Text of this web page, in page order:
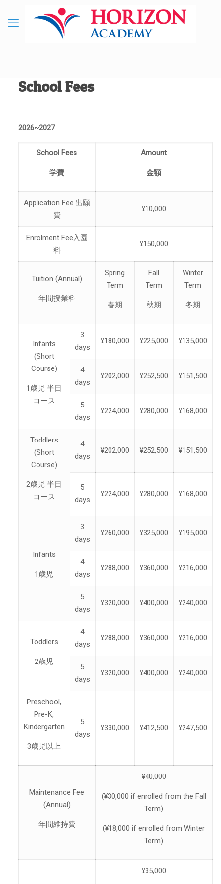
School Fees
2026~2027
School Fees
学費
Amount
金額
Application Fee 出願
費
¥10,000
Enrolment Fee入園
料
¥150,000
Tuition (Annual)
年間授業料
Spring
Term
春期
Fall
Term
秋期
Winter
Term
冬期
Infants
(Short
Course)
1歳児 半日
コース
3
days
¥180,000 ¥225,000 ¥135,000
4
days
¥202,000 ¥252,500 ¥151,500
5
days
¥224,000 ¥280,000 ¥168,000
Toddlers
(Short
Course)
2歳児 半日
コース
4
days
¥202,000 ¥252,500 ¥151,500
5
days
¥224,000 ¥280,000 ¥168,000
Infants
1歳児
3
days
¥260,000 ¥325,000 ¥195,000
4
days
¥288,000 ¥360,000 ¥216,000
5
days
¥320,000 ¥400,000 ¥240,000
Toddlers
2歳児
4
days
¥288,000 ¥360,000 ¥216,000
5
days
¥320,000 ¥400,000 ¥240,000
Preschool,
Pre-K,
Kindergarten
3歳児以上
5
days
¥330,000 ¥412,500 ¥247,500
Maintenance Fee
(Annual)
年間維持費
¥40,000
(¥30,000 if enrolled from the Fall
Term)
(¥18,000 if enrolled from Winter
Term)
¥35,000